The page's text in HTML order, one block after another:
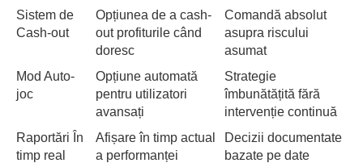
Sistem de
Cash-out
Opțiunea de a cash-
out profiturile când
doresc
Comandă absolut
asupra riscului
asumat
Mod Auto-
joc
Opțiune automată
pentru utilizatori
avansați
Strategie
îmbunătățită fără
intervenție continuă
Raportări În
timp real
Afișare în timp actual
a performanței
Decizii documentate
bazate pe date